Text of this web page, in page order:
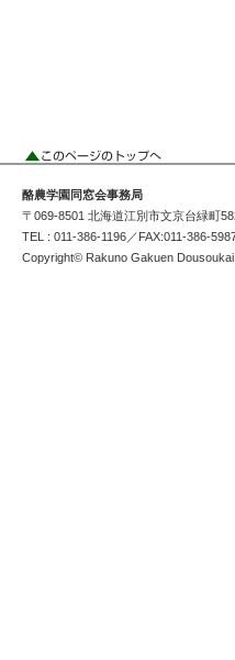
酪農学園同窓会事務局
〒069-8501 北海道江別市文京台緑町
TEL : 011-386-1196／FAX:011-386-
Copyright© Rakuno Gakuen